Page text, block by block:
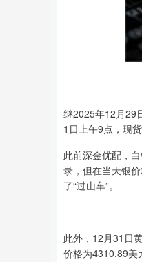
继2025年12月29
1日上午9点，现
此前深金优配，
录，但在当天银
了“过山车”。
此外，12月31日
价格为4310.89美